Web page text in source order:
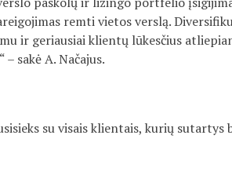
remti vietos verslą.
ir geriausiai klientų lūkesčius
sakė A. Načajus.
su visais klientais, kurių sutartys